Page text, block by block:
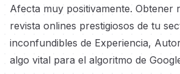
Afecta muy positivamente. Obtener
revista onlines prestigiosos de tu
inconfundibles de Experiencia,
algo vital para el algoritmo de